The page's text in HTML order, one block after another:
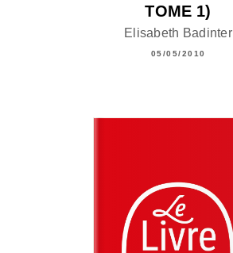
TOME 1)
Elisabeth Badinter
05/05/2010